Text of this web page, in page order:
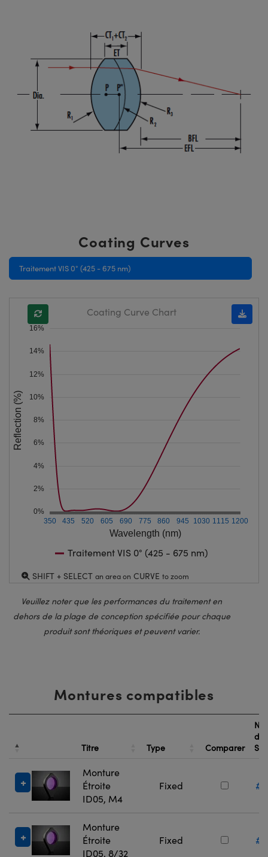
Coating Curves
Traitement VIS 0° (425 - 675 nm)
Wavelength (nm)
350 435 520 605 690 775 860 945 1030 1115 1200
0%
2%
4%
6%
8%
10%
12%
14%
16%
Reflection (%)
Coating Curve Chart
Traitement VIS 0° (425 - 675 nm)
SHIFT + SELECT an area on CURVE to zoom
Veuillez noter que les performances du traitement en
dehors de la plage de conception spécifiée pour chaque
produit sont théoriques et peuvent varier.
Montures compatibles
Titre Type Comparer
de
Monture
Étroite
ID05, M4
Fixed
Monture
Étroite
ID05, 8/32
Fixed